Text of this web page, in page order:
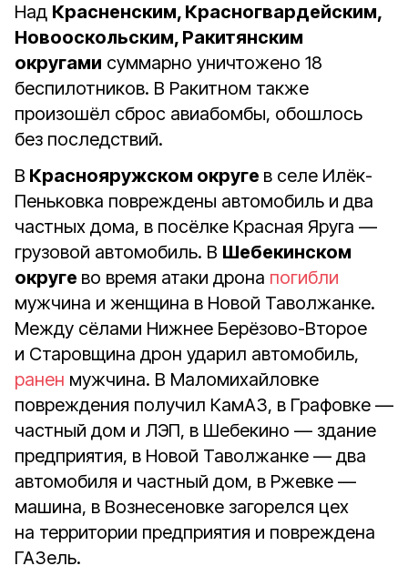
Над Красненским, Красногвардейским,
Новооскольским, Ракитянским
округами суммарно уничтожено 18
беспилотников. В Ракитном также
произошёл сброс авиабомбы, обошлось
без последствий.
В Краснояружском округе в селе Илёк-
Пеньковка повреждены автомобиль и два
частных дома, в посёлке Красная Яруга —
грузовой автомобиль. В Шебекинском
округе во время атаки дрона погибли
мужчина и женщина в Новой Таволжанке.
Между сёлами Нижнее Берёзово-Второе
и Старовщина дрон ударил автомобиль,
ранен мужчина. В Маломихайловке
повреждения получил КамАЗ, в Графовке —
частный дом и ЛЭП, в Шебекино — здание
предприятия, в Новой Таволжанке — два
автомобиля и частный дом, в Ржевке —
машина, в Вознесеновке загорелся цех
на территории предприятия и повреждена
ГАЗель.